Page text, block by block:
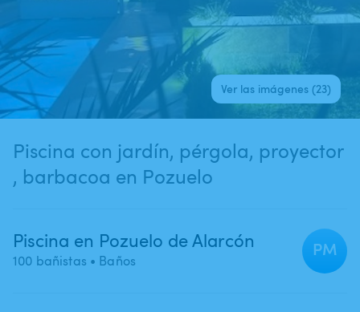
Ver las imágenes (23)
Piscina con jardín​,​ pérgola​,​ proyector​
,​ barbacoa en Pozuelo
Piscina en Pozuelo de Alarcón
100 bañistas • Baños
PM